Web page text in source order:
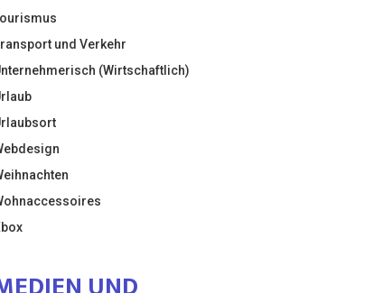
und Verkehr
(Wirtschaftlich)